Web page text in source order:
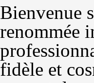
Bienvenue
renommée
fidèle et